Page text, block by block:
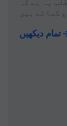
یہ ہے کہ
کماتے ہیں
تمام دیکھیں